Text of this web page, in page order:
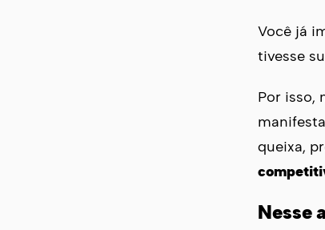
Você já
tivesse
Por isso,
queixa,
Nesse